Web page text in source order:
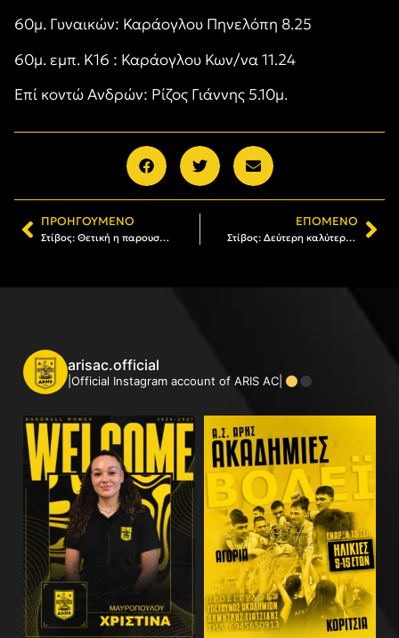
60μ. Γυναικών: Καράογλου Πηνελόπη 8.25
60μ. εμπ. Κ16 : Καράογλου Κων/να 11.24
Επί κοντώ Ανδρών: Ρίζος Γιάννης 5.10μ.
ΠΡΟΗΓΟΎΜΕΝΟ
Στίβος: Θετική η παρουσία του ΑΡΗ στην ημερίδα κλειστού στίβου
ΕΠΌΜΕΝΟ
Στίβος: Δεύτερη καλύτερη επίδοση για το 2022 ο Ρίζος!
arisac.official
|Official Instagram account of ARIS AC|